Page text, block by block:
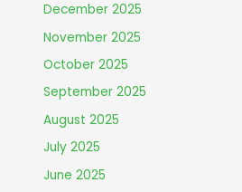
December 2025
November 2025
October 2025
September 2025
August 2025
July 2025
June 2025